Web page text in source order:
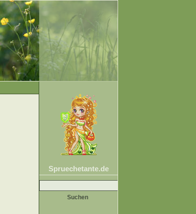
Spruechetante.de
Suche
nach: